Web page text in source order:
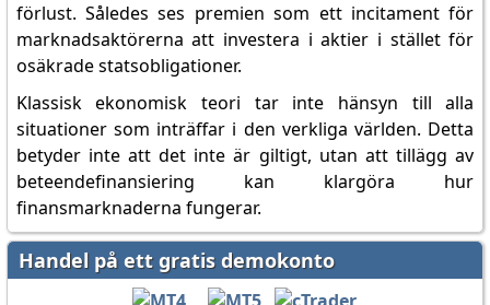
förlust. Således ses premien som ett incitament för
marknadsaktörerna att investera i aktier i stället för
osäkrade statsobligationer.
Klassisk ekonomisk teori tar inte hänsyn till alla
situationer som inträffar i den verkliga världen. Detta
betyder inte att det inte är giltigt, utan att tillägg av
beteendefinansiering kan klargöra hur
finansmarknaderna fungerar.
Handel på ett gratis demokonto